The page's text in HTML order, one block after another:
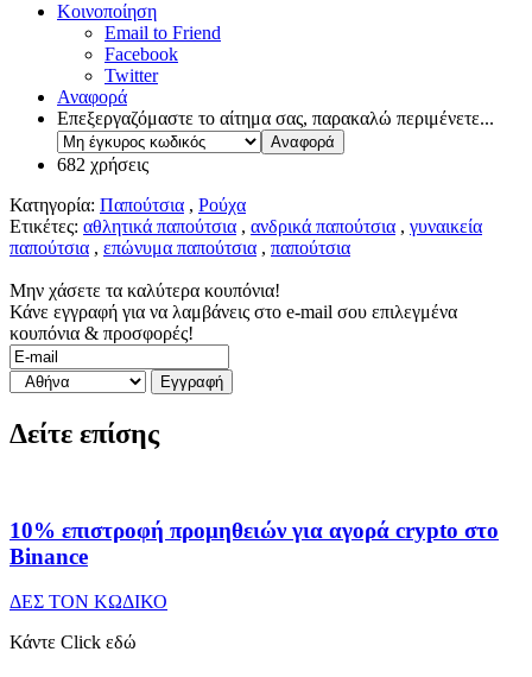
Κοινοποίηση
Email to Friend
Facebook
Twitter
Αναφορά
Επεξεργαζόμαστε το αίτημα σας, παρακαλώ περιμένετε...
682 χρήσεις
Κατηγορία: Παπούτσια , Ρούχα
Ετικέτες: αθλητικά παπούτσια , ανδρικά παπούτσια , γυναικεία
παπούτσια , επώνυμα παπούτσια , παπούτσια
Μην χάσετε τα καλύτερα κουπόνια!
Κάνε εγγραφή για να λαμβάνεις στο e-mail σου επιλεγμένα
κουπόνια & προσφορές!
Δείτε επίσης
10% επιστροφή προμηθειών για αγορά crypto στο
Binance
ΔΕΣ ΤΟΝ ΚΩΔΙΚΟ
Κάντε Click εδώ